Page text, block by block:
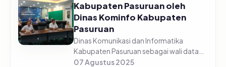
Kabupaten Pasuruan oleh
Dinas Kominfo Kabupaten
Pasuruan
Dinas Komunikasi dan Informatika
Kabupaten Pasuruan sebagai wali data
berkoordinasi dengan pembina data
07 Agustus 2025